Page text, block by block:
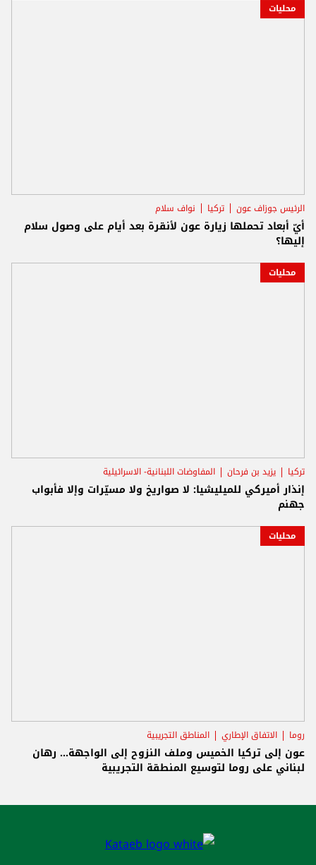
محليات
الرئيس جوزاف عون تركيا نواف سلام
أيّ أبعاد تحملها زيارة عون لأنقرة بعد أيام على وصول سلام
إليها؟
محليات
تركيا يزيد بن فرحان المفاوضات اللبنانية- الاسرائيلية
إنذار أميركي للميليشيا: لا صواريخ ولا مسيّرات وإلا فأبواب
جهنم
محليات
روما الاتفاق الإطاري المناطق التجريبية
عون إلى تركيا الخميس وملف النزوح إلى الواجهة... رهان
لبناني على روما لتوسيع المنطقة التجريبية